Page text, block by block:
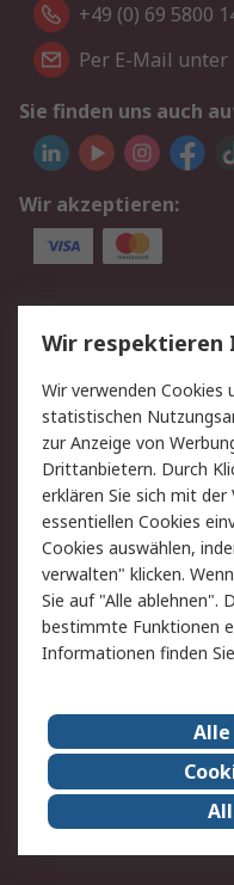
+49 (0) 69 5800
Per E-Mail
Sie finden uns auch
Wir akzeptieren:
Service
Value Added
Rücksendungen
Hilfe
Rechtliches
AGB
Cookie-Richtlinie
Copyright/
Karriere bei RS
Qualität/Umwelt/
Event-Center
Wir respektieren
Wir verwenden Cookies
statistischen
zur Anzeige von
Drittanbietern. Durch
erklären Sie sich mit
essentiellen Cookies
Cookies auswählen,
verwalten" klicken.
Sie auf "Alle ablehnen".
bestimmte Funktionen
Informationen finden